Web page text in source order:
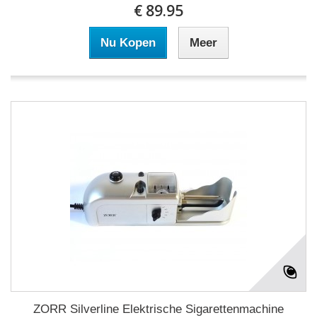
€ 89.95
Nu Kopen Meer
ZORR Silverline Elektrische Sigarettenmachine